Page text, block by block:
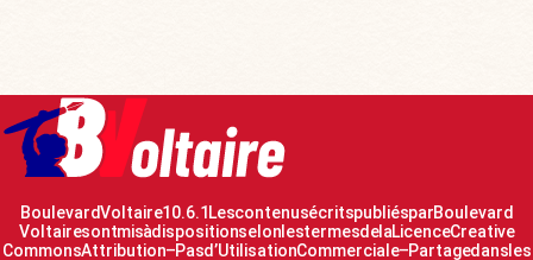
Boulevard Voltaire 10.6.1 Les contenus écrits publiés par Boulevard
Voltaire sont mis à disposition selon les termes de la Licence Creative
Commons Attribution – Pas d’Utilisation Commerciale – Partage dans les